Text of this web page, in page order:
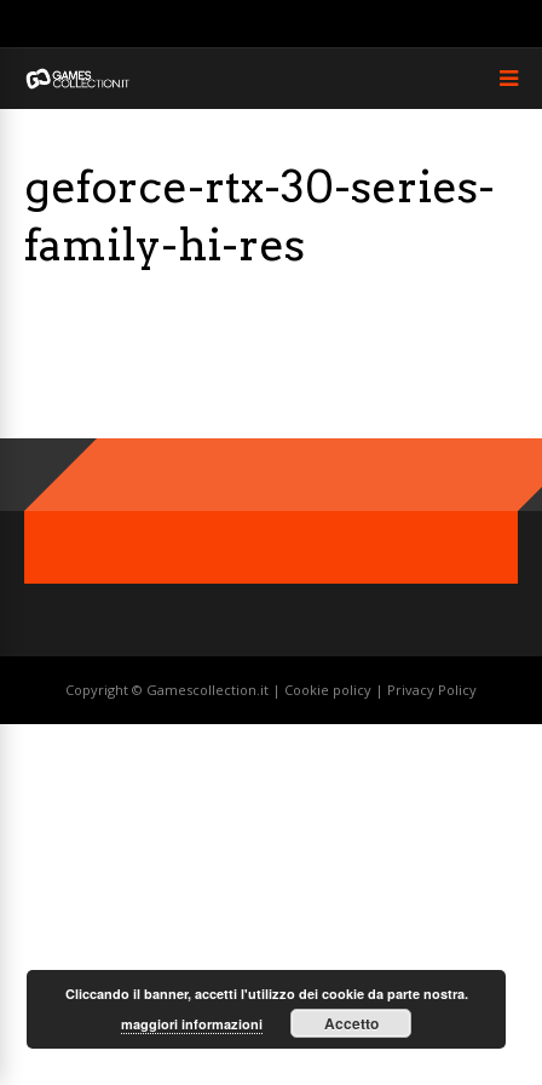
geforce-rtx-30-series-
family-hi-res
Copyright © Gamescollection.it | Cookie policy | Privacy Policy
Cliccando il banner, accetti l'utilizzo dei cookie da parte nostra.
maggiori informazioni
Accetto